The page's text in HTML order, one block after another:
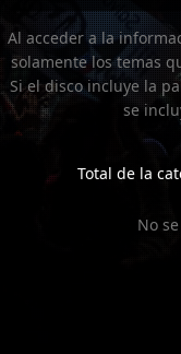
Al acceder a la
solamente los temas
Si el disco incluye la
se
Total de la
No